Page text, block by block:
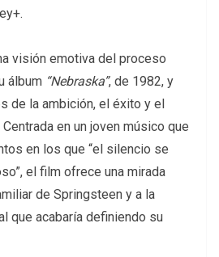
visión emotiva del proceso
álbum “Nebraska”, de 1982, y
de la ambición, el éxito y el
en un joven músico que
en los que “el silencio se
el film ofrece una mirada
de Springsteen y a la
que acabaría definiendo su